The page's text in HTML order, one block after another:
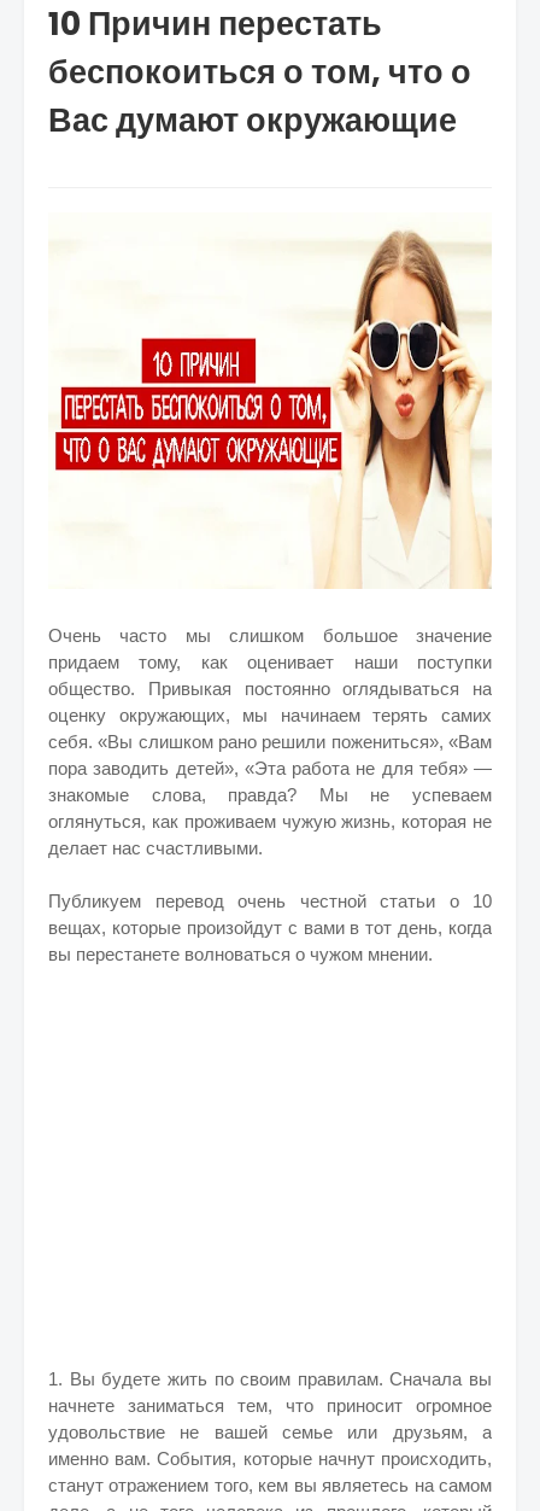
10 Причин перестать
беспокоиться о том, что о
Вас думают окружающие
Очень часто мы слишком большое значение
придаем тому, как оценивает наши поступки
общество. Привыкая постоянно оглядываться на
оценку окружающих, мы начинаем терять самих
себя. «Вы слишком рано решили пожениться», «Вам
пора заводить детей», «Эта работа не для тебя» —
знакомые слова, правда? Мы не успеваем
оглянуться, как проживаем чужую жизнь, которая не
делает нас счастливыми.
Публикуем перевод очень честной статьи о 10
вещах, которые произойдут с вами в тот день, когда
вы перестанете волноваться о чужом мнении.
1. Вы будете жить по своим правилам. Сначала вы
начнете заниматься тем, что приносит огромное
удовольствие не вашей семье или друзьям, а
именно вам. События, которые начнут происходить,
станут отражением того, кем вы являетесь на самом